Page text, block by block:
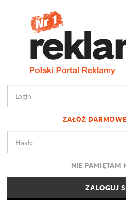
ZAŁÓŻ
NIE PAMIĘTAM